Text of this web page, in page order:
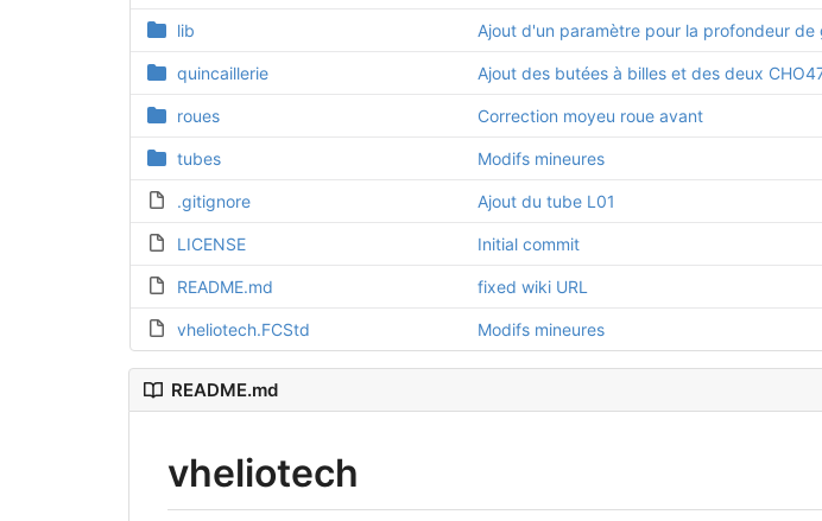
lib Ajout d'un paramètre pour la profondeur
quincaillerie Ajout des butées à billes et des deux
roues Correction moyeu roue avant
tubes Modifs mineures
.gitignore Ajout du tube L01
LICENSE Initial commit
README.md fixed wiki URL
vheliotech.FCStd Modifs mineures
README.md
vheliotech